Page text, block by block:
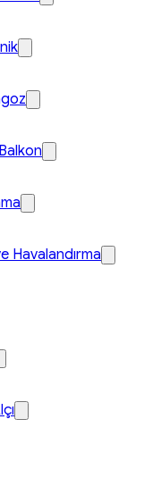
Havalandırma